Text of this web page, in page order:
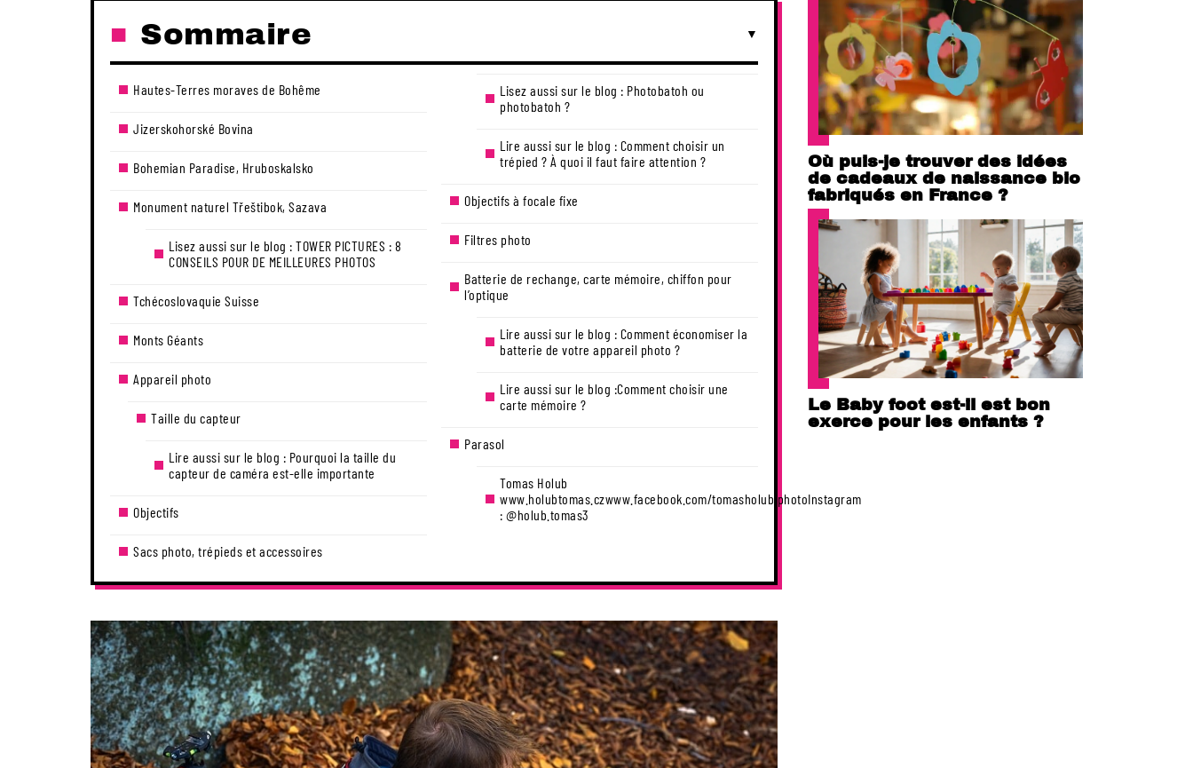
Sommaire
Hautes-Terres moraves de Bohême
Jizerskohorské Bovina
Bohemian Paradise, Hruboskalsko
Monument naturel Třeštibok, Sazava
Lisez aussi sur le blog : TOWER PICTURES : 8
CONSEILS POUR DE MEILLEURES PHOTOS
Tchécoslovaquie Suisse
Monts Géants
Appareil photo
Taille du capteur
Lire aussi sur le blog : Pourquoi la taille du
capteur de caméra est-elle importante
Objectifs
Sacs photo, trépieds et accessoires
Lisez aussi sur le blog : Photobatoh ou
photobatoh ?
Lire aussi sur le blog : Comment choisir un
trépied ? À quoi il faut faire attention ?
Objectifs à focale fixe
Filtres photo
Batterie de rechange, carte mémoire, chiffon pour
l’optique
Lire aussi sur le blog : Comment économiser la
batterie de votre appareil photo ?
Lire aussi sur le blog :Comment choisir une
carte mémoire ?
Parasol
Tomas Holub
www.holubtomas.czwww.facebook.com/tomasholub.photoInstagram
: @holub.tomas3
Où puis-je trouver des idées
de cadeaux de naissance bio
fabriqués en France ?
Le Baby foot est-il est bon
exerce pour les enfants ?